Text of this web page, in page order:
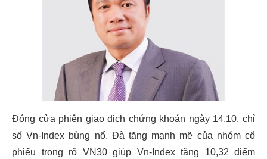
Đóng cửa phiên giao dịch chứng khoán ngày 14.10, chỉ
số Vn-Index bùng nổ. Đà tăng mạnh mẽ của nhóm cổ
phiếu trong rổ VN30 giúp Vn-Index tăng 10,32 điểm